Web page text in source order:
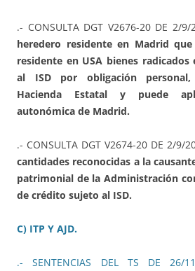
.- CONSULTA DGT V2676-20 DE 2/
heredero residente en Madrid
residente en USA bienes radicados
al ISD por obligación
Hacienda Estatal y puede
autonómica de Madrid.
.- CONSULTA DGT V2674-20 DE 2/9/
cantidades reconocidas a la
patrimonial de la Administración
de crédito sujeto al ISD.
C) ITP Y AJD.
.- SENTENCIAS DEL TS DE 26/